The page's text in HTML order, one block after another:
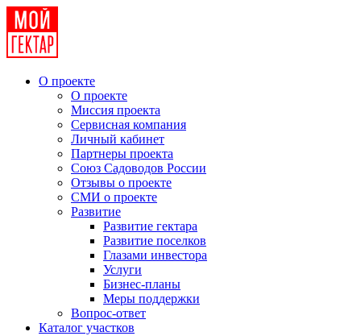
О проекте
О проекте
Миссия проекта
Сервисная компания
Личный кабинет
Партнеры проекта
Союз Садоводов России
Отзывы о проекте
СМИ о проекте
Развитие
Развитие гектара
Развитие поселков
Глазами инвестора
Услуги
Бизнес-планы
Меры поддержки
Вопрос-ответ
Каталог участков